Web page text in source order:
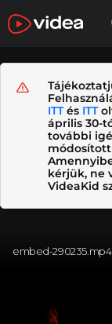
ITTés ITT
április 30-
további
módosított
kérjük, ne
VideaKid